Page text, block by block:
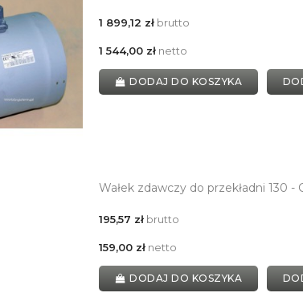
1 899,12 złbrutto
1 544,00 złnetto
DODAJ DO KOSZYKA
Wałek zdawczy do przekładni 130 -
195,57 złbrutto
159,00 złnetto
DODAJ DO KOSZYKA